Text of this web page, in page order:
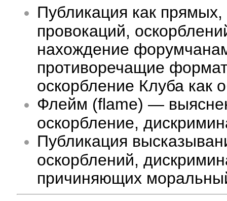
Публикация как
провокаций,
нахождение
противоречащие
оскорбление Клуба как
Флейм (flame) —
оскорбление,
Публикация
оскорблений,
причиняющих